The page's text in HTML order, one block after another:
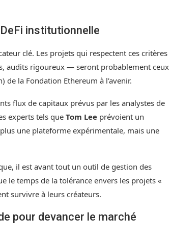
institutionnelle
clé. Les projets qui respectent ces critères
audits rigoureux — seront probablement ceux
la Fondation Ethereum à l’avenir.
flux de capitaux prévus par les analystes de
experts tels que Tom Lee prévoient un
une plateforme expérimentale, mais une
il est avant tout un outil de gestion des
le temps de la tolérance envers les projets «
survivre à leurs créateurs.
pour devancer le marché